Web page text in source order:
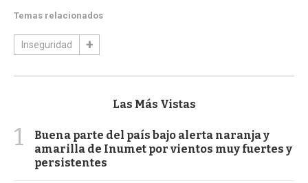
Temas relacionados
Inseguridad
Las Más Vistas
1
Buena parte del país bajo alerta naranja y
amarilla de Inumet por vientos muy fuertes y
persistentes